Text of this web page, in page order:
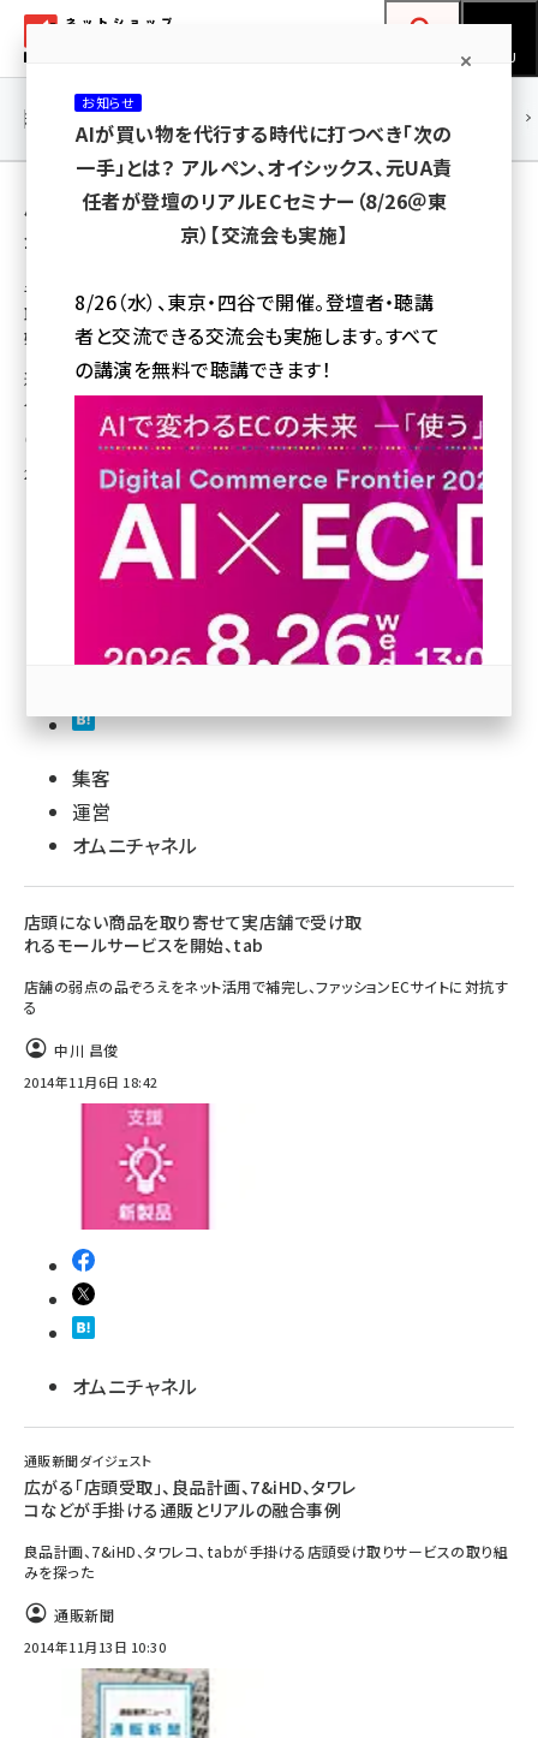
ン
ネットショップ担当者フォーラム
MENU
yahoo (1899)
楽天 (1871)
アスクル (1117)
base (1071)
ビィ・フォアード (773)
revico (739)
連載・特集 |
用語「tab」 が使われている記事の一覧
全 3 記事中 1 ～ 3 を表示中
千趣会と松屋銀座も利用、店頭にない商品を
取り寄せ試着・購入できるサービスをtabが開
始
通販・ECサイトで扱う商品などを店舗に取り寄せ、実店舗で商品を試着・購
入できるモバイルウェブサービスを11月6日からスタート
瀧川 正実
2014年10月30日 16:30
集客
運営
オムニチャネル
店頭にない商品を取り寄せて実店舗で受け取
れるモールサービスを開始、tab
店舗の弱点の品ぞろえをネット活用で補完し、ファッションECサイトに対抗す
る
中川 昌俊
2014年11月6日 18:42
オムニチャネル
通販新聞ダイジェスト
広がる「店頭受取」、良品計画、7&iHD、タワレ
コなどが手掛ける通販とリアルの融合事例
良品計画、7&iHD、タワレコ、tabが手掛ける店頭受け取りサービスの取り組
みを探った
通販新聞
2014年11月13日 10:30
お知らせ
AIが買い物を代行する時代に打つべき「次の
一手」とは？ アルペン、オイシックス、元UA責
任者が登壇のリアルECセミナー（8/26＠東
京）【交流会も実施】
8/26（水）、東京・四谷で開催。登壇者・聴講
者と交流できる交流会も実施します。すべて
の講演を無料で聴講できます！
参加登録はこちら↑